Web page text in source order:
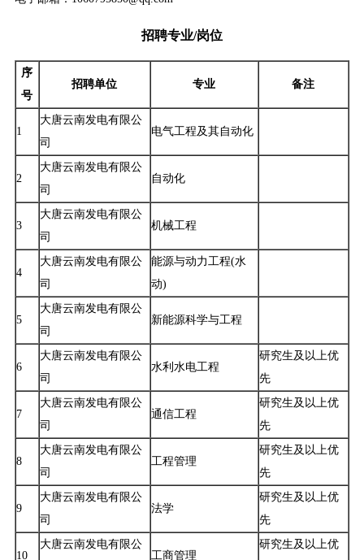
招聘专业/岗位
序
号
招聘单位 专业 备注
1
大唐云南发电有限公
司
电气工程及其自动化
2
大唐云南发电有限公
司
自动化
3
大唐云南发电有限公
司
机械工程
4
大唐云南发电有限公
司
能源与动力工程(水
动)
5
大唐云南发电有限公
司
新能源科学与工程
6
大唐云南发电有限公
司
水利水电工程
研究生及以上优
先
7
大唐云南发电有限公
司
通信工程
研究生及以上优
先
8
大唐云南发电有限公
司
工程管理
研究生及以上优
先
9
大唐云南发电有限公
司
法学
研究生及以上优
先
10
大唐云南发电有限公
工商管理
研究生及以上优